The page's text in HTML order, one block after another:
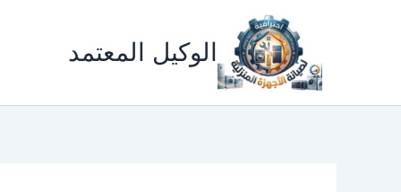
الوكيل المعتمد